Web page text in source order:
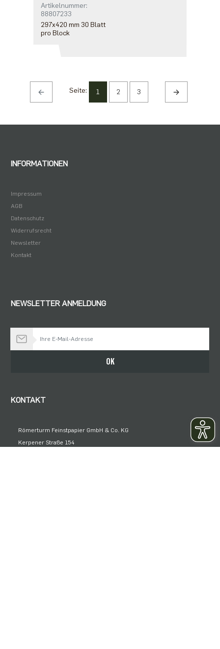
Artikelnummer:
88807233
297x420 mm 30 Blatt
pro Block
Seite: 1 2 3
INFORMATIONEN
Impressum
AGB
Datenschutz
Widerrufsrecht
Newsletter
Kontakt
NEWSLETTER ANMELDUNG
OK
KONTAKT
Römerturm Feinstpapier GmbH & Co. KG
Kerpener Straße 154